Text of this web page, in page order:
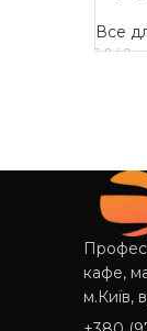
Все
1 040
кафе,
м.Київ,